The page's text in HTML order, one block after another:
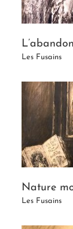
Les Fusains
Nature
Les Fusains